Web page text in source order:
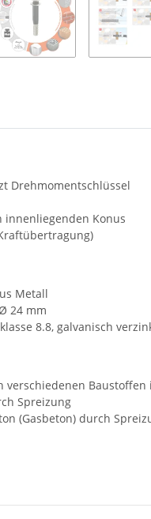
Drehmomentschlüssel
innenliegenden Konus
Metall
24 mm
8.8, galvanisch
verschiedenen
Spreizung
(Gasbeton) durch